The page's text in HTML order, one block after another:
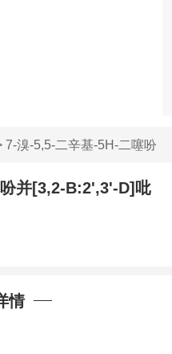
7-溴-5,5-二辛基-5H-二噻吩
并[3,2-B:2',3'-D]吡
情